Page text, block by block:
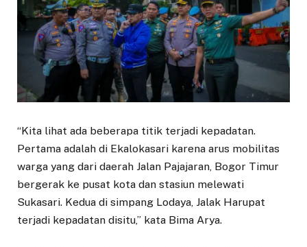
“Kita lihat ada beberapa titik terjadi kepadatan.
Pertama adalah di Ekalokasari karena arus mobilitas
warga yang dari daerah Jalan Pajajaran, Bogor Timur
bergerak ke pusat kota dan stasiun melewati
Sukasari. Kedua di simpang Lodaya, Jalak Harupat
terjadi kepadatan disitu,” kata Bima Arya.